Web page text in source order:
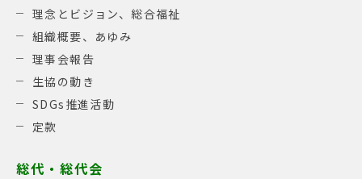
理念とビジョン、総合福祉
組織概要、あゆみ
理事会報告
生協の動き
SDGs推進活動
定款
総代・総代会